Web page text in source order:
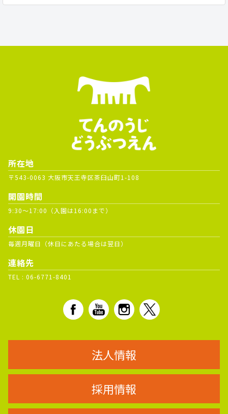
所在地
〒543-0063 大阪市天王寺区茶臼山町1-108
開園時間
9:30～17:00（入園は16:00まで）
休園日
毎週月曜日（休日にあたる場合は翌日）
連絡先
TEL : 06-6771-8401
法人情報
採用情報